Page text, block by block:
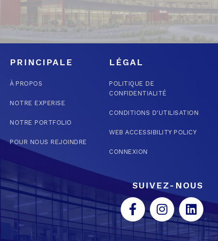
PRINCIPALE
À PROPOS
NOTRE EXPERISE
NOTRE PORTFOLIO
POUR NOUS REJOINDRE
LÉGAL
POLITIQUE DE
CONFIDENTIALITÉ
CONDITIONS D'UTILISATION
WEB ACCESSIBILITY POLICY
CONNEXION
SUIVEZ-NOUS